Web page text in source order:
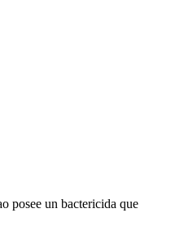
posee un bactericida que